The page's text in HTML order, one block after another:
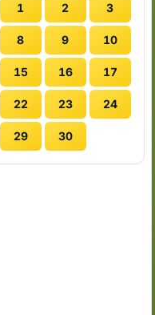
1 2 3
8 9 10
15 16 17
22 23 24
29 30